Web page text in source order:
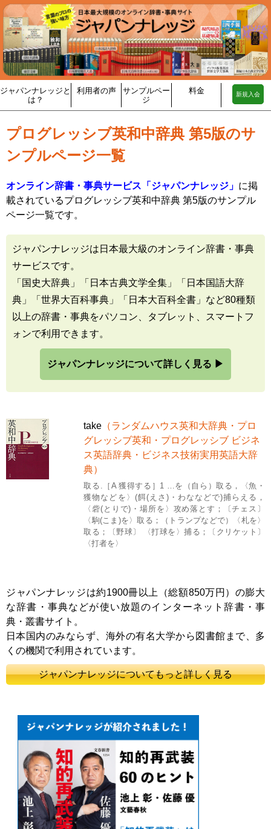
ジャパンナレッジと
は？
利用者の声
サンプルペー
ジ
料金 新規入会
プログレッシブ英和中辞典 第5版のサ
ンプルページ一覧
オンライン辞書・事典サービス「ジャパンナレッジ」 に掲
載されているプログレッシブ英和中辞典 第5版のサンプル
ページ一覧です。
ジャパンナレッジは日本最大級のオンライン辞書・事典
サービスです。
「国史大辞典」「日本古典文学全集」「日本国語大辞
典」「世界大百科事典」「日本大百科全書」など80種類
以上の辞書・事典をパソコン、タブレット、スマートフ
ォンで利用できます。
ジャパンナレッジについて詳しく見る ▶
take （ランダムハウス英和大辞典・プロ
グレッシブ英和・プログレッシブ ビジネ
ス英語辞典・ビジネス技術実用英語大辞
典）
取る.［A 獲得する］1 …を（自ら）取る，〈魚・
獲物などを〉(餌(えさ)・わななどで)捕らえる，
〈砦(とりで)・場所を〉攻め落とす；〔チェス〕
〈駒(こま)を〉取る；（トランプなどで）〈札を〉
取る；〔野球〕 〈打球を〉捕る；〔クリケット〕
〈打者を〉
ジャパンナレッジは約1900冊以上（総額850万円）の膨大
な辞書・事典などが使い放題のインターネット辞書・事
典・叢書サイト。
日本国内のみならず、海外の有名大学から図書館まで、多
くの機関で利用されています。
ジャパンナレッジについてもっと詳しく見る